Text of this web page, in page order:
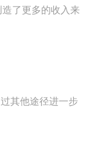
了更多的收入来
其他途径进一步